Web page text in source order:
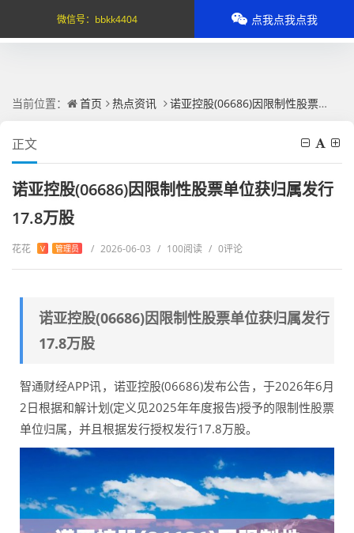
当前位置： 首页 热点资讯 诺亚控股(06686)因限制性股票单位获归属发行17.8万股
正文
诺亚控股(06686)因限制性股票单位获归属发行
17.8万股
花花 V 管理员 / 2026-06-03 / 100阅读 / 0评论
诺亚控股(06686)因限制性股票单位获归属发行
17.8万股
智通财经APP讯，诺亚控股(06686)发布公告，于2026年6月
2日根据和解计划(定义见2025年年度报告)授予的限制性股票
单位归属，并且根据发行授权发行17.8万股。
微信号： bbkk4404 点我点我点我